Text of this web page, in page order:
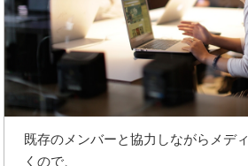
既存のメンバーと協力しながらメデ
くので、